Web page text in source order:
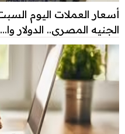
الجنيه المصري.. الدولار وا...